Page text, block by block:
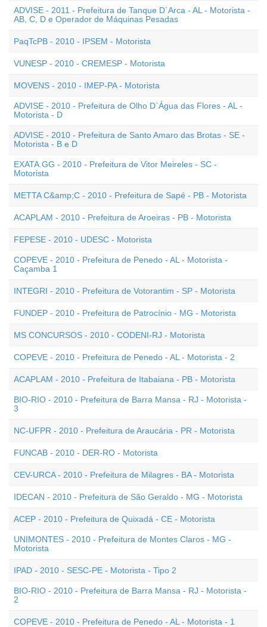
ADVISE - 2011 - Prefeitura de Tanque D`Arca - AL - Motorista -
AB, C, D e Operador de Máquinas Pesadas
PaqTcPB - 2010 - IPSEM - Motorista
VUNESP - 2010 - CREMESP - Motorista
MOVENS - 2010 - IMEP-PA - Motorista
ADVISE - 2010 - Prefeitura de Olho D`Água das Flores - AL -
Motorista - D
ADVISE - 2010 - Prefeitura de Santo Amaro das Brotas - SE -
Motorista - B e D
EXATA.GG - 2010 - Prefeitura de Vitor Meireles - SC -
Motorista
METTA C&amp;C - 2010 - Prefeitura de Sapé - PB - Motorista
ACAPLAM - 2010 - Prefeitura de Aroeiras - PB - Motorista
FEPESE - 2010 - UDESC - Motorista
COPEVE - 2010 - Prefeitura de Penedo - AL - Motorista -
Caçamba 1
INTEGRI - 2010 - Prefeitura de Votorantim - SP - Motorista
FUNDEP - 2010 - Prefeitura de Patrocínio - MG - Motorista
MS CONCURSOS - 2010 - CODENI-RJ - Motorista
COPEVE - 2010 - Prefeitura de Penedo - AL - Motorista - 2
ACAPLAM - 2010 - Prefeitura de Itabaiana - PB - Motorista
BIO-RIO - 2010 - Prefeitura de Barra Mansa - RJ - Motorista -
3
NC-UFPR - 2010 - Prefeitura de Araucária - PR - Motorista
FUNCAB - 2010 - DER-RO - Motorista
CEV-URCA - 2010 - Prefeitura de Milagres - BA - Motorista
IDECAN - 2010 - Prefeitura de São Geraldo - MG - Motorista
ACEP - 2010 - Prefeitura de Quixadá - CE - Motorista
UNIMONTES - 2010 - Prefeitura de Montes Claros - MG -
Motorista
IPAD - 2010 - SESC-PE - Motorista - Tipo 2
BIO-RIO - 2010 - Prefeitura de Barra Mansa - RJ - Motorista -
2
COPEVE - 2010 - Prefeitura de Penedo - AL - Motorista - 1